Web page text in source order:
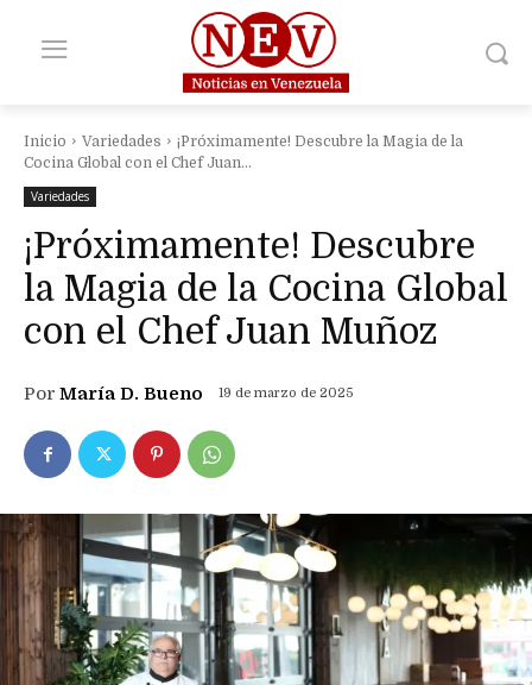
Inicio Variedades
¡Próximamente! Descubre la Magia de la
Cocina Global con el Chef Juan...
Variedades
¡Próximamente! Descubre
la Magia de la Cocina Global
con el Chef Juan Muñoz
Por María D. Bueno 19 de marzo de 2025